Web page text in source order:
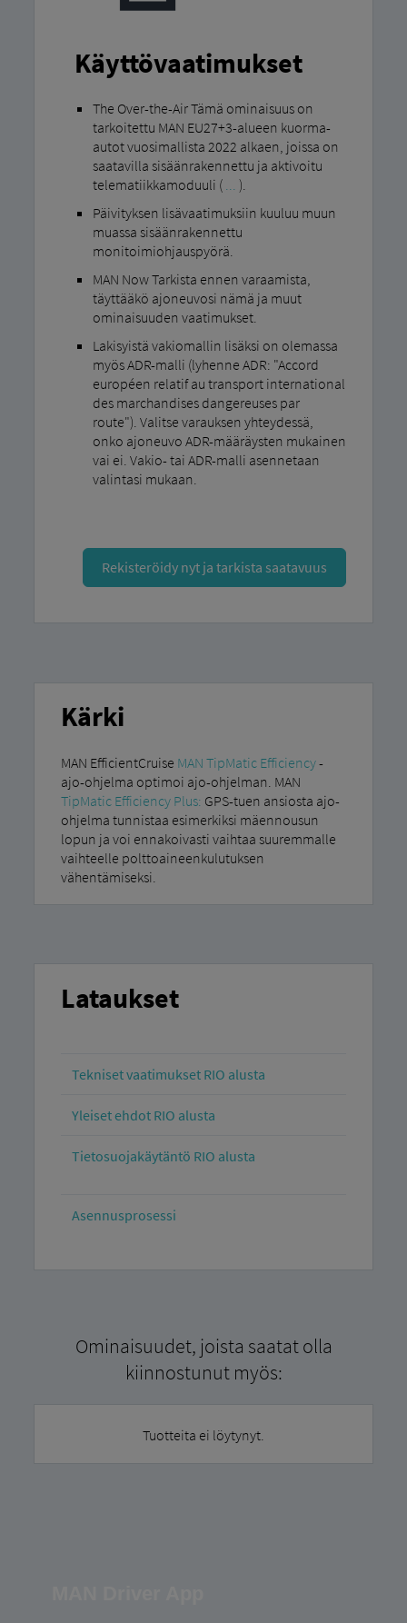
Käyttövaatimukset
The Over-the-Air Tämä ominaisuus on
tarkoitettu MAN EU27+3-alueen kuorma-
autot vuosimallista 2022 alkaen, joissa on
saatavilla sisäänrakennettu ja aktivoitu
telematiikkamoduuli ( ... ).
Päivityksen lisävaatimuksiin kuuluu muun
muassa sisäänrakennettu
monitoimiohjauspyörä.
MAN Now Tarkista ennen varaamista,
täyttääkö ajoneuvosi nämä ja muut
ominaisuuden vaatimukset.
Lakisyistä vakiomallin lisäksi on olemassa
myös ADR-malli (lyhenne ADR: "Accord
européen relatif au transport international
des marchandises dangereuses par
route"). Valitse varauksen yhteydessä,
onko ajoneuvo ADR-määräysten mukainen
vai ei. Vakio- tai ADR-malli asennetaan
valintasi mukaan.
Rekisteröidy nyt ja tarkista saatavuus
Kärki
MAN EfficientCruise MAN TipMatic Efficiency-
ajo-ohjelma optimoi ajo-ohjelman. MAN
TipMatic Efficiency Plus: GPS-tuen ansiosta ajo-
ohjelma tunnistaa esimerkiksi mäennousun
lopun ja voi ennakoivasti vaihtaa suuremmalle
vaihteelle polttoaineenkulutuksen
vähentämiseksi.
Lataukset
Tekniset vaatimukset RIO alusta
Yleiset ehdot RIO alusta
Tietosuojakäytäntö RIO alusta
Asennusprosessi
Ominaisuudet, joista saatat olla
kiinnostunut myös:
Tuotteita ei löytynyt.